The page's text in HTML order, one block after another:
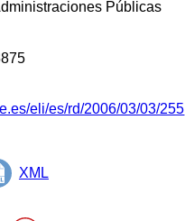
Públicas
eli/es/rd/2006/03/03/255
XML